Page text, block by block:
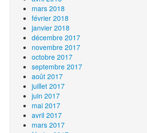
mars 2018
février 2018
janvier 2018
décembre 2017
novembre 2017
octobre 2017
septembre 2017
août 2017
juillet 2017
juin 2017
mai 2017
avril 2017
mars 2017